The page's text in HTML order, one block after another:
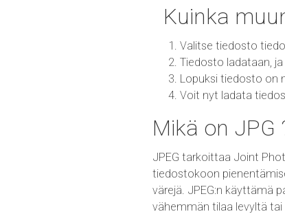
Kuinka
Valitse tiedosto
Tiedosto ladataan,
Lopuksi tiedosto on
Voit nyt ladata
Mikä on JPG
JPEG tarkoittaa Joint
tiedostokoon
värejä. JPEG:n käyttämä
vähemmän tilaa levyltä